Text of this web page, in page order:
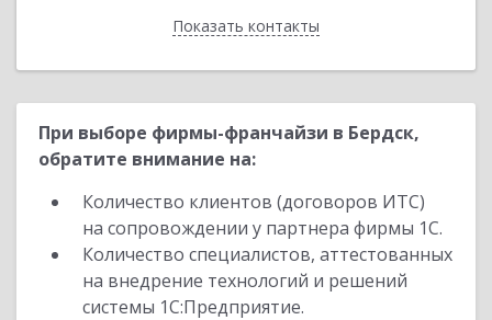
Показать контакты
Назад
При выборе фирмы-франчайзи в Бердск,
обратите внимание на:
Количество клиентов (договоров ИТС)
на сопровождении у партнера фирмы 1С.
Количество специалистов, аттестованных
на внедрение технологий и решений
системы 1С:Предприятие.